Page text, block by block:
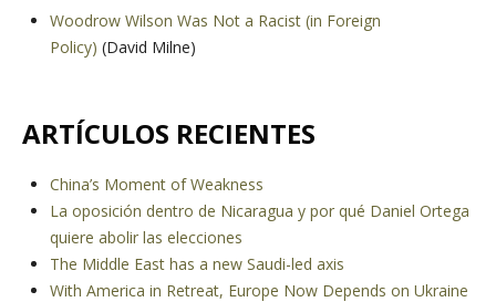
Woodrow Wilson Was Not a Racist (in Foreign
Policy) (David Milne)
ARTÍCULOS RECIENTES
China’s Moment of Weakness
La oposición dentro de Nicaragua y por qué Daniel Ortega
quiere abolir las elecciones
The Middle East has a new Saudi-led axis
With America in Retreat, Europe Now Depends on Ukraine